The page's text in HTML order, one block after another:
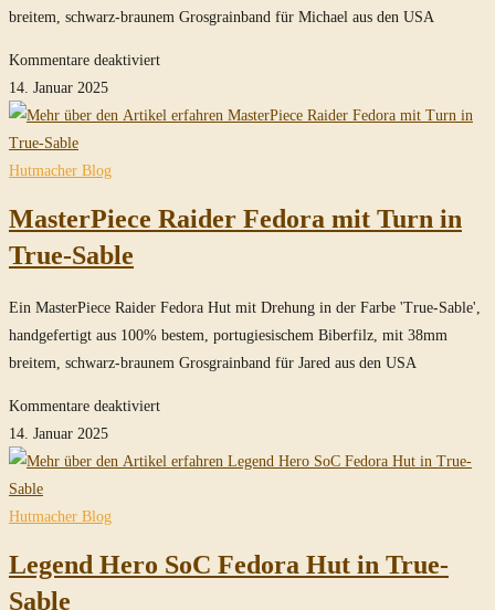
breitem, schwarz-braunem Grosgrainband für Michael aus den USA
Kommentare deaktiviertfür
Raider
Turn
Sable
14. Januar 2025
Hutmacher Blog
MasterPiece Raider Fedora mit Turn in
True-Sable
Ein MasterPiece Raider Fedora Hut mit Drehung in der Farbe 'True-Sable',
handgefertigt aus 100% bestem, portugiesischem Biberfilz, mit 38mm
breitem, schwarz-braunem Grosgrainband für Jared aus den USA
Kommentare deaktiviertfür
Raider
in
14. Januar 2025
Hutmacher Blog
Legend Hero SoC Fedora Hut in True-
Sable